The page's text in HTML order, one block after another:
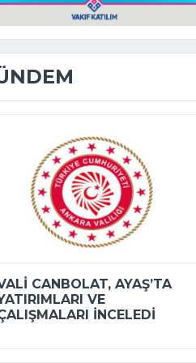
CANBOLAT, AYAŞ’TA
VE
INCELEDI